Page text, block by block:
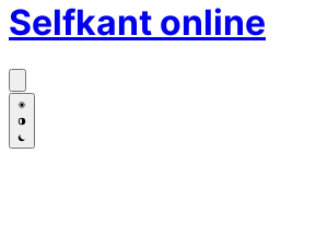
Selfkant online